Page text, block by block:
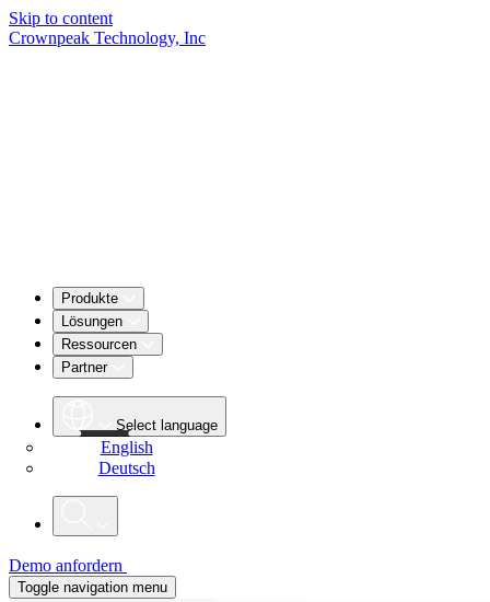
Skip to content
Crownpeak Technology, Inc
Produkte
Lösungen
Ressourcen
Partner
Select language
English
Deutsch
Demo anfordern
Toggle navigation menu